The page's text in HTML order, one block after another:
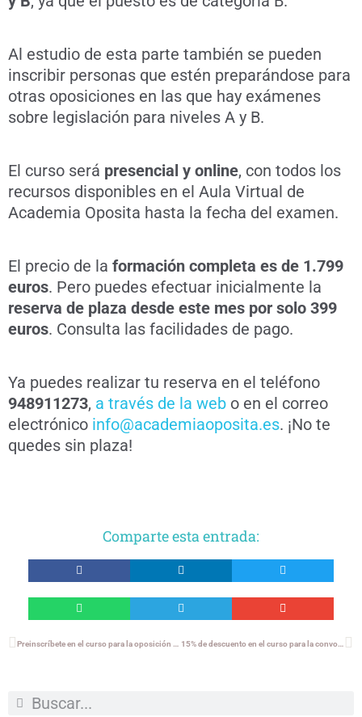
Al estudio de esta parte también se pueden
inscribir personas que estén preparándose para
otras oposiciones en las que hay exámenes
sobre legislación para niveles A y B.
El curso será presencial y online, con todos los
recursos disponibles en el Aula Virtual de
Academia Oposita hasta la fecha del examen.
El precio de la formación completa es de 1.799
euros. Pero puedes efectuar inicialmente la
reserva de plaza desde este mes por solo 399
euros. Consulta las facilidades de pago.
Ya puedes realizar tu reserva en el teléfono
948911273, a través de la web o en el correo
electrónico info@academiaoposita.es. ¡No te
quedes sin plaza!
Comparte esta entrada:
Preinscríbete en el curso para la oposición de Técnico de Grado Medio (Igualdad) 15% de descuento en el curso para la convocatoria Administrativo-Estabilización del Gobierno de Navarra